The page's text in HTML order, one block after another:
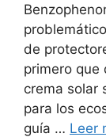
de
primero que
crema solar
para los
guía … Leer